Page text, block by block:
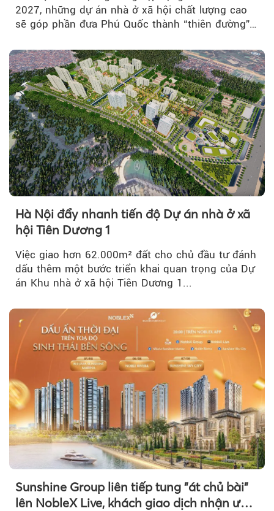
2027, những dự án nhà ở xã hội chất lượng cao
sẽ góp phần đưa Phú Quốc thành “thiên đường”
Hà Nội đẩy nhanh tiến độ Dự án nhà ở xã
hội Tiên Dương 1
Việc giao hơn 62.000m² đất cho chủ đầu tư đánh
dấu thêm một bước triển khai quan trọng của Dự
án Khu nhà ở xã hội Tiên Dương 1...
Sunshine Group liên tiếp tung "át chủ bài"
lên NobleX Live, khách giao dịch nhận ưu